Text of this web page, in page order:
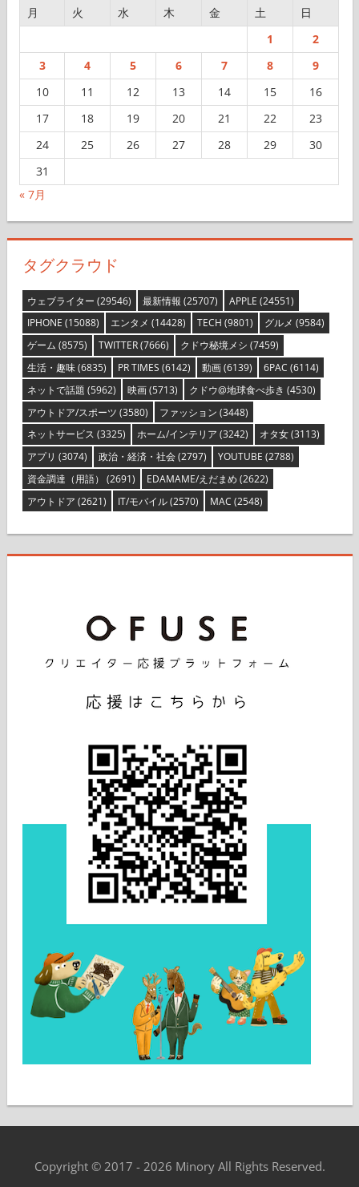
月 火 水 木 金 土
日
1
2
3
4 5 6 7 8
9
10
11 12 13 14 15
16
17
18 19 20 21 22
23
24
25 26 27 28 29
30
31
« 7月
タグクラウド
ウェブライター (29546) 最新情報 (25707) APPLE (24551)
IPHONE (15088) エンタメ (14428) TECH (9801) グルメ (9584)
ゲーム (8575) TWITTER(7666) クドウ秘境メシ (7459)
生活・趣味(6835) PR TIMES (6142) 動画(6139) 6PAC (6114)
ネットで話題 (5962) 映画(5713) クドウ@地球食べ歩き (4530)
アウトドア/スポーツ (3580) ファッション (3448)
ネットサービス (3325) ホーム/インテリア (3242) オタ女(3113)
アプリ (3074) 政治・経済・社会(2797) YOUTUBE (2788)
資金調達（用語） (2691) EDAMAME/えだまめ (2622)
アウトドア (2621) IT/モバイル(2570) MAC (2548)
Copyright © 2017 - 2026 Minory All Rights Reserved.